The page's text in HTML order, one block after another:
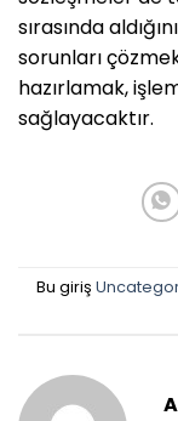
sırasında
sorunları
hazırlamak,
sağlayacaktır.
Bu giriş